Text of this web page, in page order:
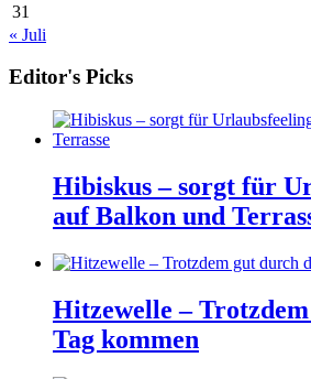
31
« Juli
Editor's Picks
Hibiskus – sorgt für
auf Balkon und
Hitzewelle –
Tag kommen